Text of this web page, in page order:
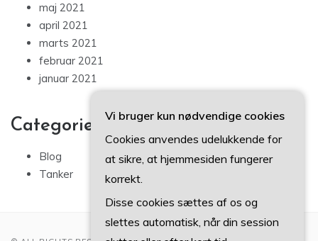
maj 2021
april 2021
marts 2021
februar 2021
januar 2021
Categories
Blog
Tanker
Vi bruger kun nødvendige cookies
Cookies anvendes udelukkende for
at sikre, at hjemmesiden fungerer
korrekt.
Disse cookies sættes af os og
slettes automatisk, når din session